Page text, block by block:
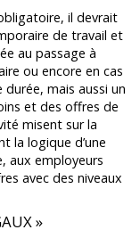
il devrait
de travail et
au passage à
ou encore en cas
mais aussi un
et des offres de
misent sur la
la logique d’une
aux employeurs
avec des niveaux
»